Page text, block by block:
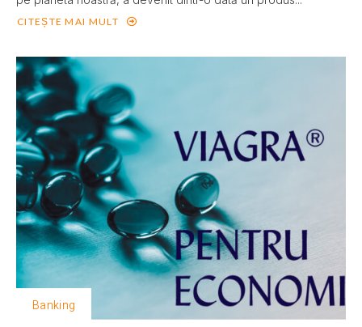
CITEȘTE MAI MULT
Banking